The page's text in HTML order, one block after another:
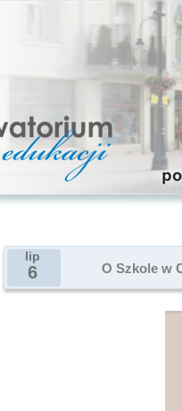
lip
6 O Szkole w